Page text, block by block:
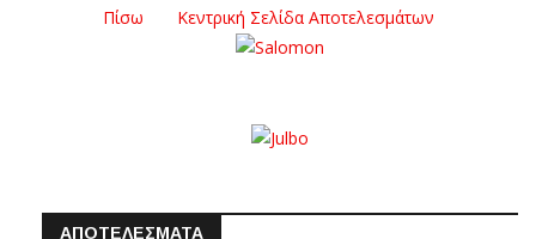
Πίσω Κεντρική Σελίδα Αποτελεσμάτων
ΑΠΟΤΕΛΕΣΜΑΤΑ